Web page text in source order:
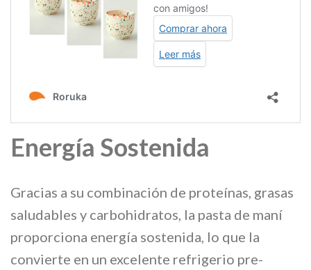
Energía Sostenida
Gracias a su combinación de proteínas, grasas
saludables y carbohidratos, la pasta de maní
proporciona energía sostenida, lo que la
convierte en un excelente refrigerio pre-